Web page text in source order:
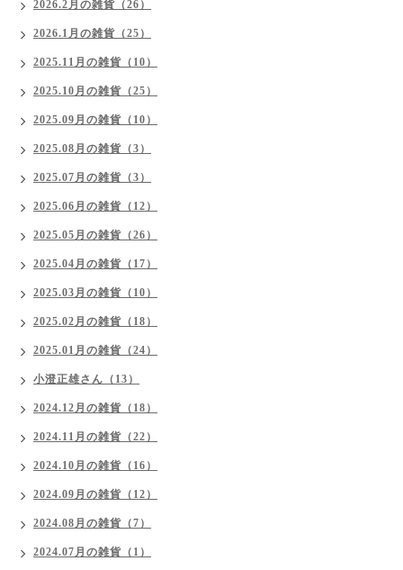
2026.2月の雑貨（26）
2026.1月の雑貨（25）
2025.11月の雑貨（10）
2025.10月の雑貨（25）
2025.09月の雑貨（10）
2025.08月の雑貨（3）
2025.07月の雑貨（3）
2025.06月の雑貨（12）
2025.05月の雑貨（26）
2025.04月の雑貨（17）
2025.03月の雑貨（10）
2025.02月の雑貨（18）
2025.01月の雑貨（24）
小澄正雄さん（13）
2024.12月の雑貨（18）
2024.11月の雑貨（22）
2024.10月の雑貨（16）
2024.09月の雑貨（12）
2024.08月の雑貨（7）
2024.07月の雑貨（1）